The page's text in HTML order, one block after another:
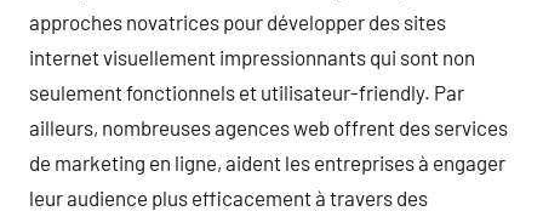
approches novatrices pour développer des sites
internet visuellement impressionnants qui sont non
seulement fonctionnels et utilisateur-friendly. Par
ailleurs, nombreuses agences web offrent des services
de marketing en ligne, aident les entreprises à engager
leur audience plus efficacement à travers des